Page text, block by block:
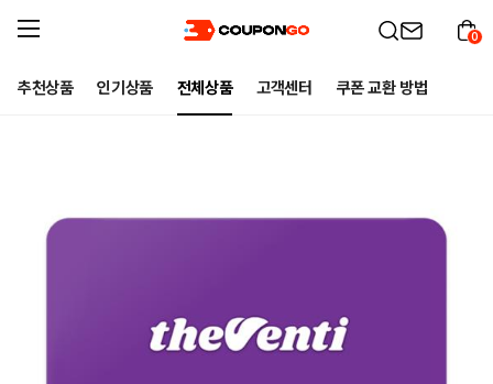
추천상품 인기상품 전체상품 고객센터 쿠폰 교환 방법
0